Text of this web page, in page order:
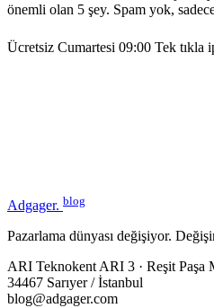
önemli olan 5 şey. Spam yok,
Ücretsiz Cumartesi 09:00 Tek tıkla
Adgager. blog
Pazarlama dünyası değişiyor.
ARI Teknokent ARI 3 · Reşit Paşa
34467 Sarıyer / İstanbul
blog@adgager.com